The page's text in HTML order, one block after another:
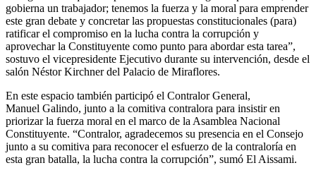
gobierna un trabajador; tenemos la fuerza y la moral para emprender
este gran debate y concretar las propuestas constitucionales (para)
ratificar el compromiso en la lucha contra la corrupción y
aprovechar la Constituyente como punto para abordar esta tarea”,
sostuvo el vicepresidente Ejecutivo durante su intervención, desde el
salón Néstor Kirchner del Palacio de Miraflores.
En este espacio también participó el Contralor General,
Manuel Galindo, junto a la comitiva contralora para insistir en
priorizar la fuerza moral en el marco de la Asamblea Nacional
Constituyente. “Contralor, agradecemos su presencia en el Consejo
junto a su comitiva para reconocer el esfuerzo de la contraloría en
esta gran batalla, la lucha contra la corrupción”, sumó El Aissami.